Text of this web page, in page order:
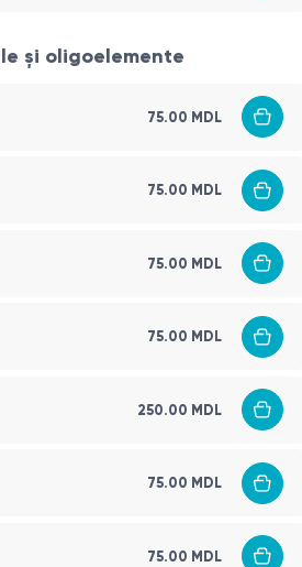
și oligoelemente
75.00 MDL
75.00 MDL
75.00 MDL
75.00 MDL
250.00 MDL
75.00 MDL
75.00 MDL